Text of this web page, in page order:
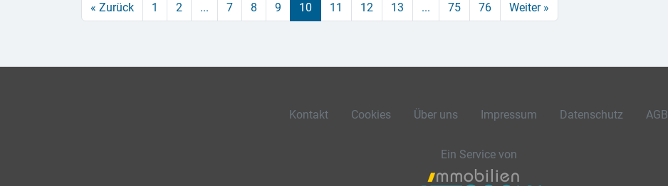
« Zurück 1 2 ... 7 8 9 10 11 12 13 ... 75 76 Weiter »
Kontakt Cookies Über uns Impressum Datenschutz AGB
Ein Service von